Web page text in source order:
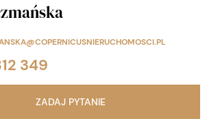
349
ZADAJ PYTANIE